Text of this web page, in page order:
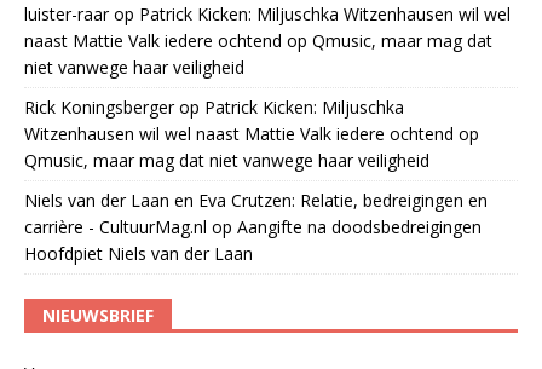
luister-raarop Patrick Kicken: Miljuschka Witzenhausen wil wel
naast Mattie Valk iedere ochtend op Qmusic, maar mag dat
niet vanwege haar veiligheid
Rick Koningsbergerop Patrick Kicken: Miljuschka
Witzenhausen wil wel naast Mattie Valk iedere ochtend op
Qmusic, maar mag dat niet vanwege haar veiligheid
Niels van der Laan en Eva Crutzen: Relatie, bedreigingen en
carrière - CultuurMag.nl op Aangifte na doodsbedreigingen
Hoofdpiet Niels van der Laan
NIEUWSBRIEF